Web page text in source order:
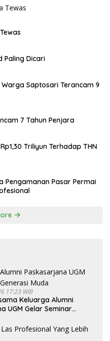
Paling Dicari
Saptosari Terancam 9
7 Tahun Penjara
Triliyun Terhadap THN
Pengamanan Pasar Permai
17:23 WIB
Keluarga Alumni
UGM Gelar Seminar